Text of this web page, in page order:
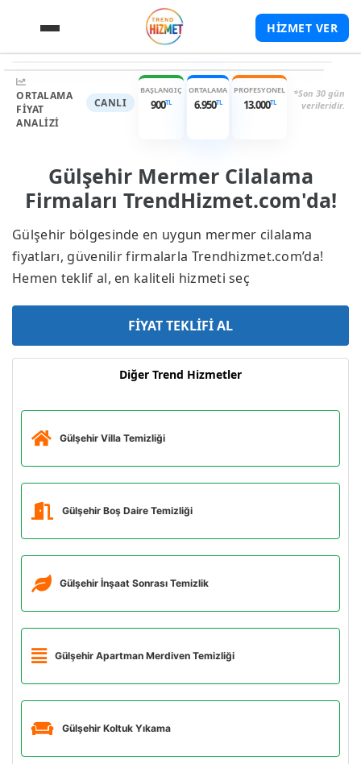
HİZMET VER
Gülşehir Mermer Cilalama
Firmaları TrendHizmet.com'da!
Gülşehir bölgesinde en uygun mermer cilalama
fiyatları, güvenilir firmalarla Trendhizmet.com’da!
Hemen teklif al, en kaliteli hizmeti seç
FİYAT TEKLİFİ AL
Diğer Trend Hizmetler
Gülşehir Villa Temizliği
Gülşehir Boş Daire Temizliği
Gülşehir İnşaat Sonrası Temizlik
Gülşehir Apartman Merdiven Temizliği
Gülşehir Koltuk Yıkama
Yüksek Puan
900TL-13.000
ORTALAMA
FIYAT
ANALIZI
CANLI
BAŞLANGIÇ
900TL
ORTALAMA
6.950TL
PROFESYONEL
13.000TL
*Son 30 gün
verileridir.